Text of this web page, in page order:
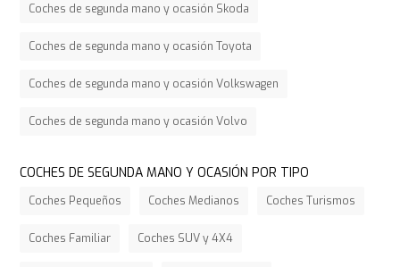
Coches de segunda mano y ocasión Skoda
Coches de segunda mano y ocasión Toyota
Coches de segunda mano y ocasión Volkswagen
Coches de segunda mano y ocasión Volvo
COCHES DE SEGUNDA MANO Y OCASIÓN POR TIPO
Coches Pequeños Coches Medianos Coches Turismos
Coches Familiar Coches SUV y 4X4